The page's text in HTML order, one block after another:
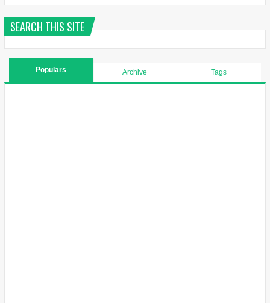
SEARCH THIS SITE
Populars Archive Tags